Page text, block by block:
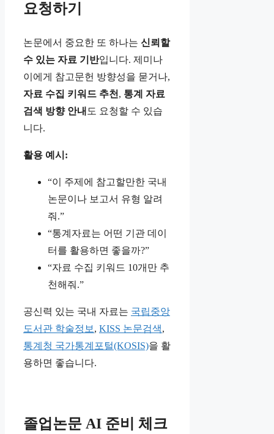
요청하기
논문에서 중요한 또 하나는 신뢰할
수 있는 자료 기반입니다. 제미나
이에게 참고문헌 방향성을 묻거나,
자료 수집 키워드 추천 , 통계 자료
검색 방향 안내 도 요청할 수 있습
니다.
활용 예시:
“이 주제에 참고할만한 국내
논문이나 보고서 유형 알려
줘.”
“통계자료는 어떤 기관 데이
터를 활용하면 좋을까?”
“자료 수집 키워드 10개만 추
천해줘.”
공신력 있는 국내 자료는 국립중앙
도서관 학술정보 , KISS 논문검색,
통계청 국가통계포털(KOSIS)을 활
용하면 좋습니다.
졸업논문 AI 준비 체크